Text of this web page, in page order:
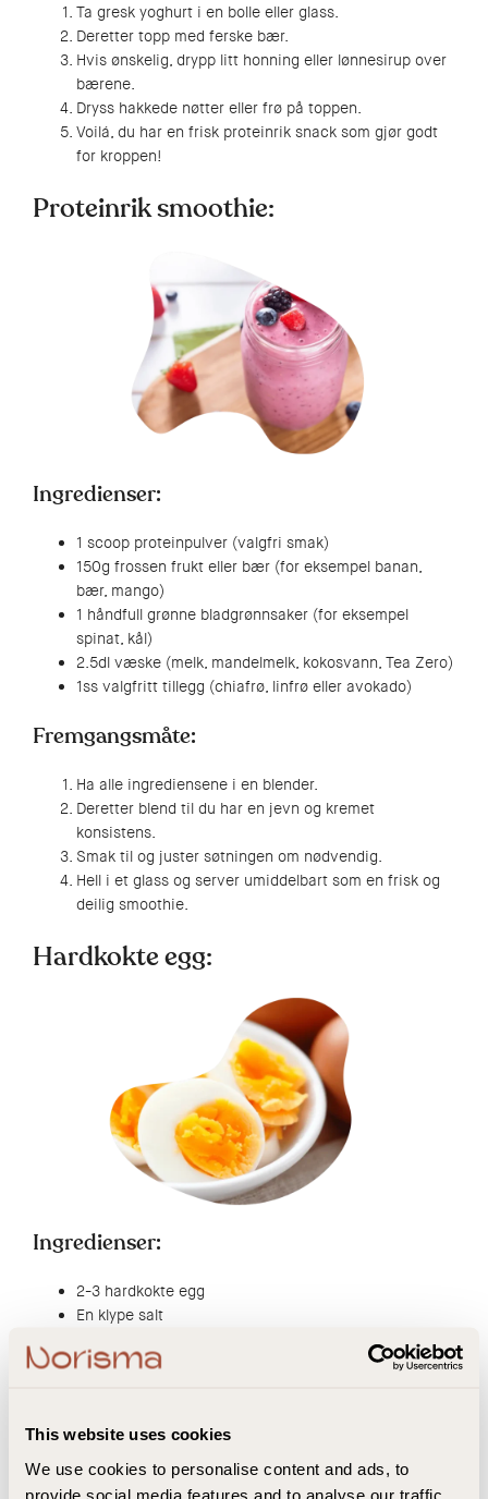
This website uses cookies
We use cookies to personalise content and ads, to
provide social media features and to analyse our traffic.
Ta gresk yoghurt i en bolle eller glass.
Deretter topp med ferske bær.
Hvis ønskelig, drypp litt honning eller lønnesirup over
bærene.
Dryss hakkede nøtter eller frø på toppen.
Voilá, du har en frisk proteinrik snack som gjør godt
for kroppen!
Proteinrik smoothie:
Ingredienser:
1 scoop proteinpulver (valgfri smak)
150g frossen frukt eller bær (for eksempel banan,
bær, mango)
1 håndfull grønne bladgrønnsaker (for eksempel
spinat, kål)
2.5dl væske (melk, mandelmelk, kokosvann, Tea Zero)
1ss valgfritt tillegg (chiafrø, linfrø eller avokado)
Fremgangsmåte:
Ha alle ingrediensene i en blender.
Deretter blend til du har en jevn og kremet
konsistens.
Smak til og juster søtningen om nødvendig.
Hell i et glass og server umiddelbart som en frisk og
deilig smoothie.
Hardkokte egg:
Ingredienser:
2-3 hardkokte egg
En klype salt
Fremgangsmåte:
vannet i ca 8 minutter.
Når koketiden er ferdig heller du av det varme vannet
og fyller kjelen med kaldt vann. La eggene hvile i 2